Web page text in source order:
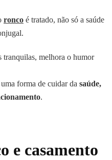
ronco é tratado, não só a saúde
tranquilas, melhora o humor
forma de cuidar da saúde,
.
e casamento